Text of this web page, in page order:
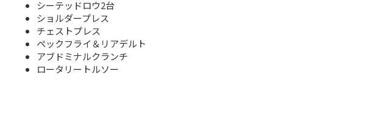
シーテッドロウ2台
ショルダープレス
チェストプレス
ペックフライ＆リアデルト
アブドミナルクランチ
ロータリートルソー